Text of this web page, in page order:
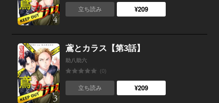
立ち読み ¥209
鳶とカラス【第3話】
助八助六
(0)
立ち読み ¥209